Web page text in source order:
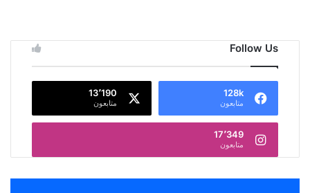
Follow Us
128k
متابعون
13٬190
متابعون
17٬349
متابعون